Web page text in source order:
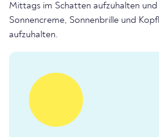
Mittags im Schatten aufzuhalten
Sonnencreme, Sonnenbrille und
aufzuhalten.